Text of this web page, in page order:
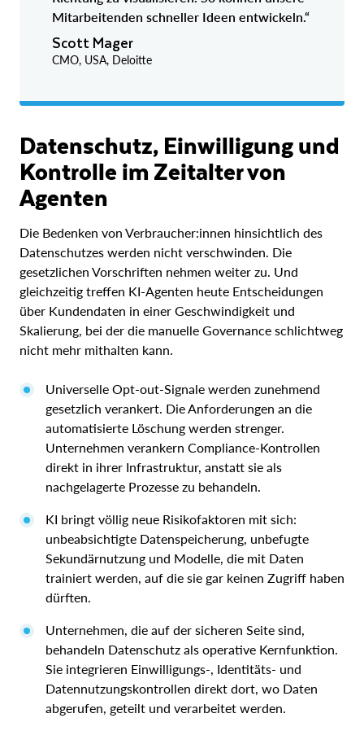
Mitarbeitenden schneller Ideen entwickeln.“
Scott Mager
CMO, USA, Deloitte
Datenschutz, Einwilligung und
Kontrolle im Zeitalter von
Agenten
Die Bedenken von Verbraucher:innen hinsichtlich des
Datenschutzes werden nicht verschwinden. Die
gesetzlichen Vorschriften nehmen weiter zu. Und
gleichzeitig treffen KI-Agenten heute Entscheidungen
über Kundendaten in einer Geschwindigkeit und
Skalierung, bei der die manuelle Governance schlichtweg
nicht mehr mithalten kann.
Universelle Opt-out-Signale werden zunehmend
gesetzlich verankert. Die Anforderungen an die
automatisierte Löschung werden strenger.
Unternehmen verankern Compliance-Kontrollen
direkt in ihrer Infrastruktur, anstatt sie als
nachgelagerte Prozesse zu behandeln.
KI bringt völlig neue Risikofaktoren mit sich:
unbeabsichtigte Datenspeicherung, unbefugte
Sekundärnutzung und Modelle, die mit Daten
trainiert werden, auf die sie gar keinen Zugriff haben
dürften.
Unternehmen, die auf der sicheren Seite sind,
behandeln Datenschutz als operative Kernfunktion.
Sie integrieren Einwilligungs-, Identitäts- und
Datennutzungskontrollen direkt dort, wo Daten
abgerufen, geteilt und verarbeitet werden.